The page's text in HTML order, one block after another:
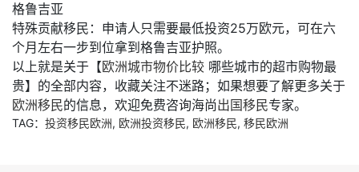
格鲁吉亚
特殊贡献移民：申请人只需要最低投资25万欧元，可在六
个月左右一步到位拿到格鲁吉亚护照。
以上就是关于【欧洲城市物价比较 哪些城市的超市购物最
贵】的全部内容，收藏关注不迷路；如果想要了解更多关于
欧洲移民的信息，欢迎免费咨询海尚出国移民专家。
TAG： 投资移民欧洲, 欧洲投资移民, 欧洲移民, 移民欧洲